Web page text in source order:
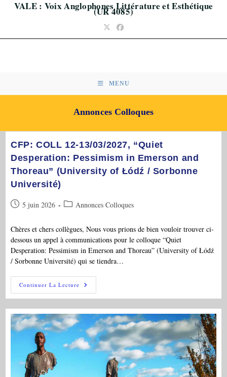
VALE : Voix Anglophones Littérature et Esthétique
(UR 4085)
MENU
Annonces Colloques
CFP: COLL 12-13/03/2027, “Quiet
Desperation: Pessimism in Emerson and
Thoreau” (University of Łódź / Sorbonne
Université)
Publication
5 juin 2026
Post Annonces Colloques
Chères et chers collègues, Nous vous prions de bien vouloir trouver ci-
dessous un appel à communications pour le colloque “Quiet
Desperation: Pessimism in Emerson and Thoreau” (University of Łódź
/ Sorbonne Université) qui se tiendra…
Continuer La Lecture CFP:
COLL
12-
“Quiet
Desperation:
Pessimism
In
Emerson
And
Thoreau”
(University